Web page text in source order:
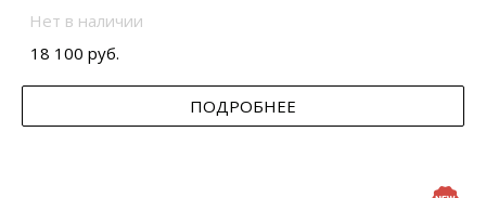
Нет в наличии
18 100 руб.
ПОДРОБНЕЕ